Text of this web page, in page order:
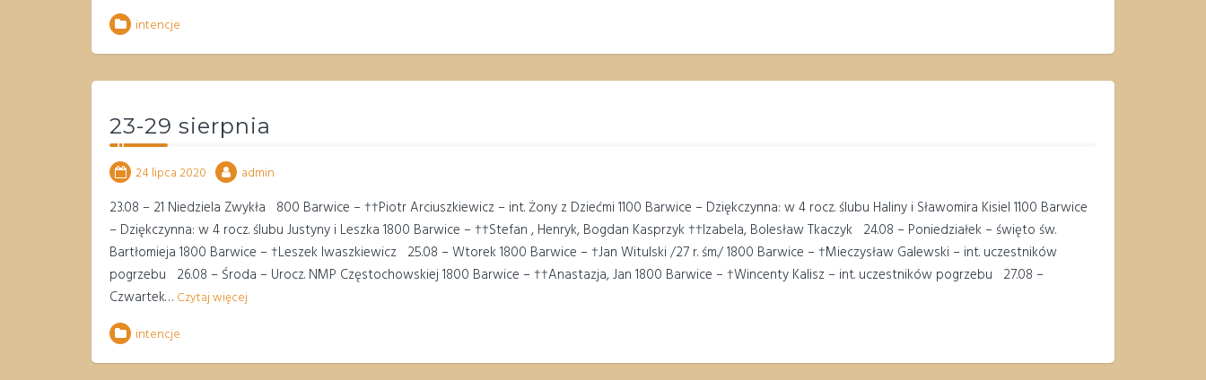
intencje
23-29 sierpnia
24 lipca 2020 admin
23.08 – 21 Niedziela Zwykła 800 Barwice – ††Piotr Arciuszkiewicz – int. Żony z Dziećmi 1100 Barwice – Dziękczynna: w 4 rocz. ślubu Haliny i Sławomira Kisiel 1100 Barwice
– Dziękczynna: w 4 rocz. ślubu Justyny i Leszka 1800 Barwice – ††Stefan , Henryk, Bogdan Kasprzyk ††Izabela, Bolesław Tkaczyk 24.08 – Poniedziałek – święto św.
Bartłomieja 1800 Barwice – †Leszek Iwaszkiewicz 25.08 – Wtorek 1800 Barwice – †Jan Witulski /27 r. śm./ 1800 Barwice – †Mieczysław Galewski – int. uczestników
pogrzebu 26.08 – Środa – Urocz. NMP Częstochowskiej 1800 Barwice – ††Anastazja, Jan 1800 Barwice – †Wincenty Kalisz – int. uczestników pogrzebu 27.08 –
Czwartek… Czytaj więcej
intencje